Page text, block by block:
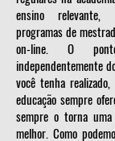
ensino relevante,
programas de
on-line. O
independentemente
você tenha
educação sempre
sempre o torna
melhor. Como